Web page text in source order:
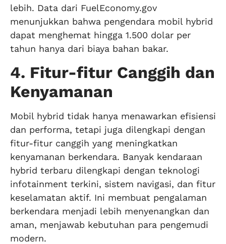
lebih. Data dari FuelEconomy.gov
menunjukkan bahwa pengendara mobil hybrid
dapat menghemat hingga 1.500 dolar per
tahun hanya dari biaya bahan bakar.
4. Fitur-fitur Canggih dan
Kenyamanan
Mobil hybrid tidak hanya menawarkan efisiensi
dan performa, tetapi juga dilengkapi dengan
fitur-fitur canggih yang meningkatkan
kenyamanan berkendara. Banyak kendaraan
hybrid terbaru dilengkapi dengan teknologi
infotainment terkini, sistem navigasi, dan fitur
keselamatan aktif. Ini membuat pengalaman
berkendara menjadi lebih menyenangkan dan
aman, menjawab kebutuhan para pengemudi
modern.